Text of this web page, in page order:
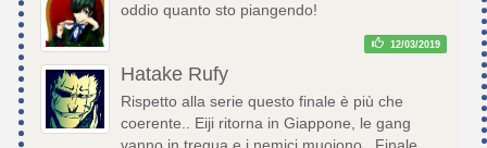
oddio quanto sto piangendo!
12/03/2019
Hatake Rufy
Rispetto alla serie questo finale è più che
coerente.. Eiji ritorna in Giappone, le gang